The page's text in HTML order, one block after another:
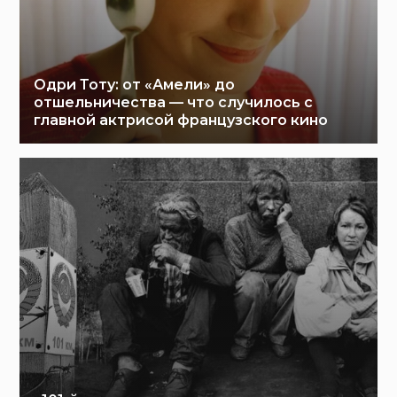
Одри Тоту: от «Амели» до
отшельничества — что случилось с
главной актрисой французского кино